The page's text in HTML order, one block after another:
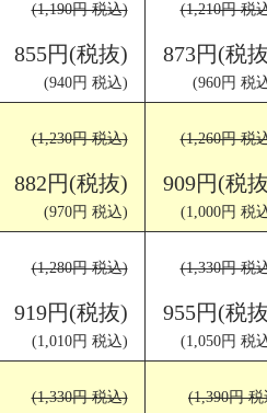
(1,190円 税込)
855円(税抜)
(940円 税込)
(1,210円 税
873円(税
(960円 税
(1,230円 税込)
882円(税抜)
(970円 税込)
(1,260円 税
909円(税
(1,000円 税
(1,280円 税込)
919円(税抜)
(1,010円 税込)
(1,330円 税
955円(税
(1,050円 税
(1,330円 税込) (1,390円